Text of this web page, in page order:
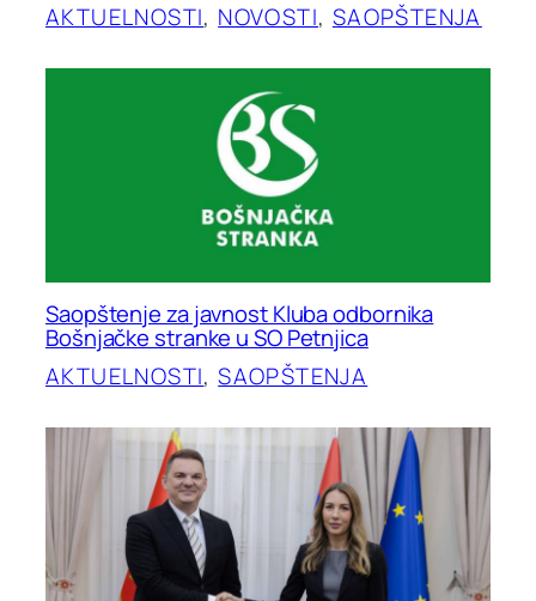
AKTUELNOSTI, NOVOSTI, SAOPŠTENJA
Saopštenje za javnost Kluba odbornika
Bošnjačke stranke u SO Petnjica
AKTUELNOSTI, SAOPŠTENJA